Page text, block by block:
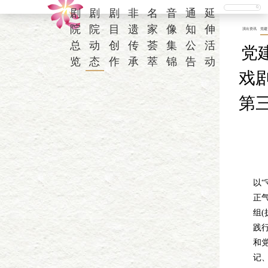
剧
院
总
览
剧
院
动
态
剧
目
创
作
非
遗
传
承
名
家
荟
萃
音
像
集
锦
通
知
公
告
延
伸
活
动
演出资讯 党建
党
戏
第
以
正
组(
践
和
记